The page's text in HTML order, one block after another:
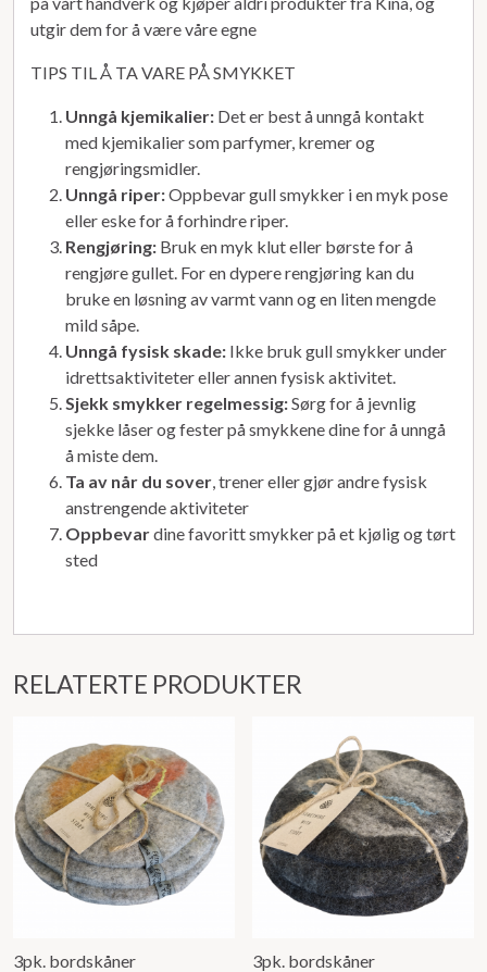
utgir dem for å være våre egne
TIPS TIL Å TA VARE PÅ SMYKKET
Unngå kjemikalier: Det er best å unngå kontakt
med kjemikalier som parfymer, kremer og
rengjøringsmidler.
Unngå riper:Oppbevar gull smykker i en myk pose
eller eske for å forhindre riper.
Rengjøring: Bruk en myk klut eller børste for å
rengjøre gullet. For en dypere rengjøring kan du
bruke en løsning av varmt vann og en liten mengde
mild såpe.
Unngå fysisk skade: Ikke bruk gull smykker under
idrettsaktiviteter eller annen fysisk aktivitet.
Sjekk smykker regelmessig:Sørg for å jevnlig
sjekke låser og fester på smykkene dine for å unngå
å miste dem.
Ta av når du sover, trener eller gjør andre fysisk
anstrengende aktiviteter
Oppbevardine favoritt smykker på et kjølig og tørt
sted
RELATERTE PRODUKTER
3pk. bordskåner 3pk. bordskåner